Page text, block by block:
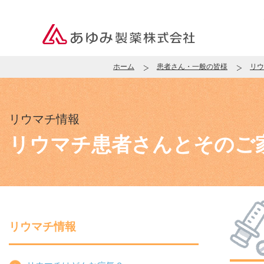
ホーム 患者さん・一般の皆様 リ
リウマチ情報
リウマチ患者さんとそのご
リウマチ情報